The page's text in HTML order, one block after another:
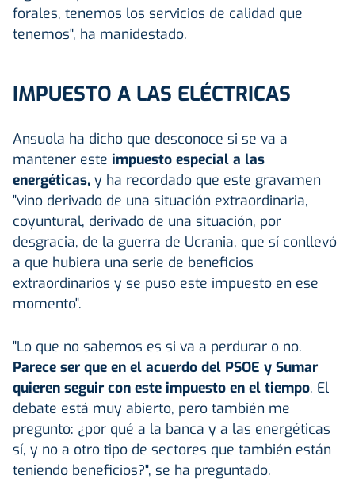
forales, tenemos los servicios de calidad que
tenemos", ha manidestado.
IMPUESTO A LAS ELÉCTRICAS
Ansuola ha dicho que desconoce si se va a
mantener este impuesto especial a las
energéticas, y ha recordado que este gravamen
"vino derivado de una situación extraordinaria,
coyuntural, derivado de una situación, por
desgracia, de la guerra de Ucrania, que sí conllevó
a que hubiera una serie de beneficios
extraordinarios y se puso este impuesto en ese
momento".
"Lo que no sabemos es si va a perdurar o no.
Parece ser que en el acuerdo del PSOE y Sumar
quieren seguir con este impuesto en el tiempo. El
debate está muy abierto, pero también me
pregunto: ¿por qué a la banca y a las energéticas
sí, y no a otro tipo de sectores que también están
teniendo beneficios?", se ha preguntado.